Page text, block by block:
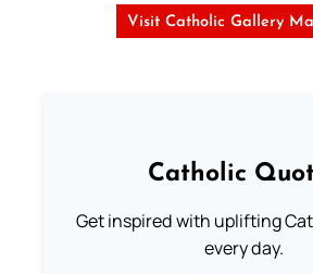
Visit Catholic Gallery
Catholic
Get inspired with uplifting
every day.